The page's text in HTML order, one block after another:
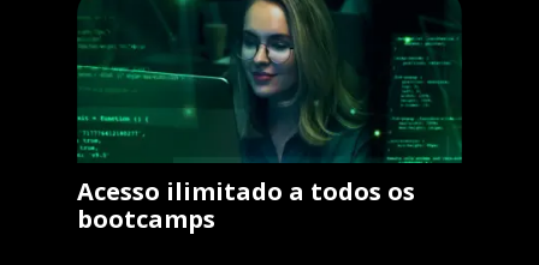
Acesso ilimitado a todos os
bootcamps